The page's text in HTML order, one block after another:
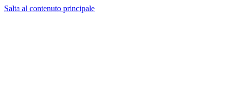
Salta al contenuto principale